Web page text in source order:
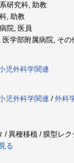
研究科, 助教
, 助教
院, 医員
学部附属病院, その
児外科学関連
児外科学関連 /外科
異種移植 / 膜型レ
る